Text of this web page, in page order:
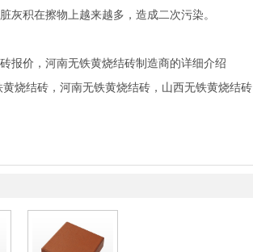
灰积在擦物上越来越多，造成二次污染。
报价，河南无铁黄烧结砖制造商的详细介绍
黄烧结砖 ， 河南无铁黄烧结砖 ， 山西无铁黄烧结砖